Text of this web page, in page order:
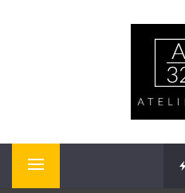
Primary